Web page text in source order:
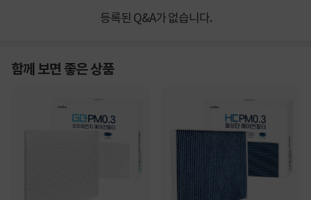
등록된 Q&A가 없습니다.
함께 보면 좋은 상품